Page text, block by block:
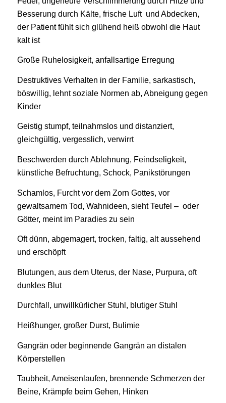
Besserung durch Kälte, frische Luft und Abdecken,
der Patient fühlt sich glühend heiß obwohl die Haut
kalt ist
Große Ruhelosigkeit, anfallsartige Erregung
Destruktives Verhalten in der Familie, sarkastisch,
böswillig, lehnt soziale Normen ab, Abneigung gegen
Kinder
Geistig stumpf, teilnahmslos und distanziert,
gleichgültig, vergesslich, verwirrt
Beschwerden durch Ablehnung, Feindseligkeit,
künstliche Befruchtung, Schock, Panikstörungen
Schamlos, Furcht vor dem Zorn Gottes, vor
gewaltsamem Tod, Wahnideen, sieht Teufel – oder
Götter, meint im Paradies zu sein
Oft dünn, abgemagert, trocken, faltig, alt aussehend
und erschöpft
Blutungen, aus dem Uterus, der Nase, Purpura, oft
dunkles Blut
Durchfall, unwillkürlicher Stuhl, blutiger Stuhl
Heißhunger, großer Durst, Bulimie
Gangrän oder beginnende Gangrän an distalen
Körperstellen
Taubheit, Ameisenlaufen, brennende Schmerzen der
Beine, Krämpfe beim Gehen, Hinken